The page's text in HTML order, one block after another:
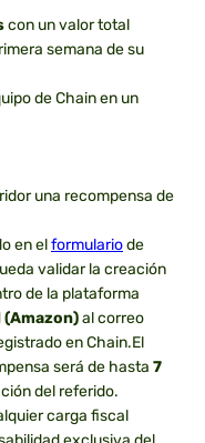
con un valor total
semana de su
de Chain en un
una recompensa de
en elformulariode
validar la creación
de la plataforma
al correo
en Chain.El
será de hasta 7
del referido.
carga fiscal